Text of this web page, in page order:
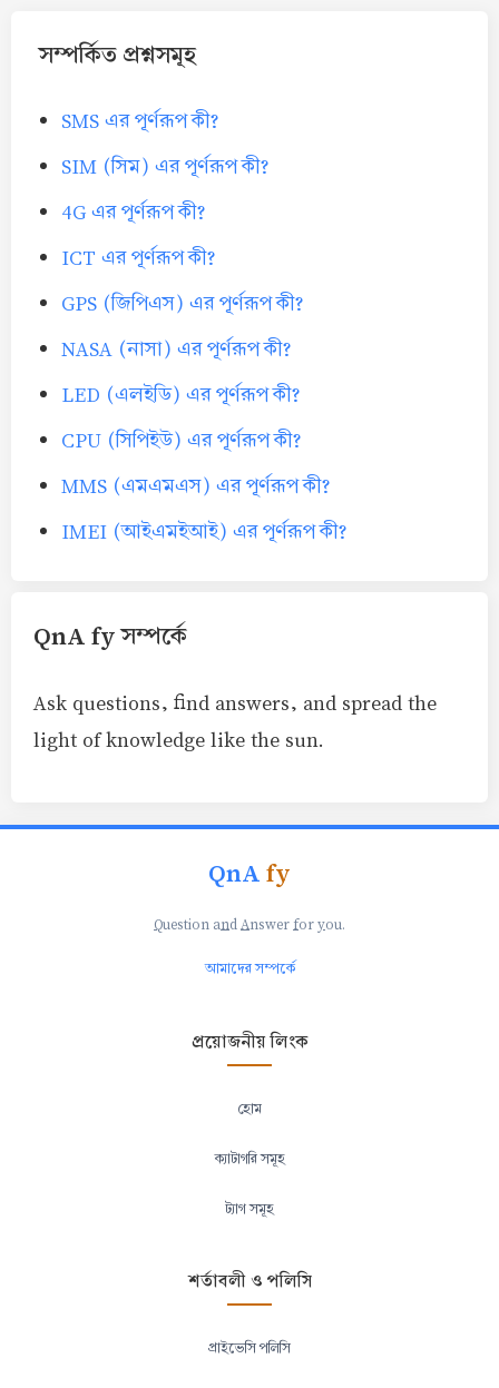
সম্পর্কিত প্রশ্নসমূহ
SMS এর পূর্ণরূপ কী?
SIM (সিম) এর পূর্ণরূপ কী?
4G এর পূর্ণরূপ কী?
ICT এর পূর্ণরূপ কী?
GPS (জিপিএস) এর পূর্ণরূপ কী?
NASA (নাসা) এর পূর্ণরূপ কী?
LED (এলইডি) এর পূর্ণরূপ কী?
CPU (সিপিইউ) এর পূর্ণরূপ কী?
MMS (এমএমএস) এর পূর্ণরূপ কী?
IMEI (আইএমইআই) এর পূর্ণরূপ কী?
QnA fy সম্পর্কে
Ask questions, find answers, and spread the
light of knowledge like the sun.
QnAfy
Question andAnswer foryou.
আমাদের সম্পর্কে
প্রয়োজনীয় লিংক
হোম
ক্যাটাগরি সমূহ
ট্যাগ সমূহ
শর্তাবলী ও পলিসি
প্রাইভেসি পলিসি